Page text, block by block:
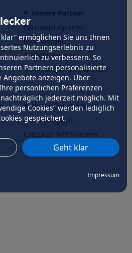
ermöglichen Sie uns Ihnen
Nutzungserlebnis zu
zu verbessern. So
Partnern personalisierte
anzeigen. Über
persönlichen Präferenzen
jederzeit möglich. Mit
Cookies” werden lediglich
gespeichert.
Geht klar
Impressum
Partnerprogramm
Profi werden
Affiliate werden
Werkstattpartner werden
Unser Engagement
Nachhaltigkeit
CHECK24hilftder Natur